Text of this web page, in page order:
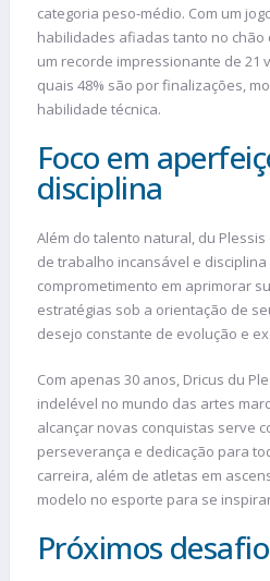
categoria peso-médio. Com um
habilidades afiadas tanto no chão
um recorde impressionante de 21
quais 48% são por finalizações,
habilidade técnica.
Foco em
disciplina
Além do talento natural, du
de trabalho incansável e
comprometimento em aprimorar
estratégias sob a orientação de
desejo constante de evolução e
Com apenas 30 anos, Dricus du
indelével no mundo das artes
alcançar novas conquistas serve
perseverança e dedicação para
carreira, além de atletas em
modelo no esporte para se
Próximos